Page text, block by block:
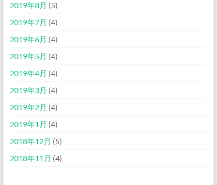
2019年8月 (5)
2019年7月 (4)
2019年6月 (4)
2019年5月 (4)
2019年4月 (4)
2019年3月 (4)
2019年2月 (4)
2019年1月 (4)
2018年12月 (5)
2018年11月 (4)